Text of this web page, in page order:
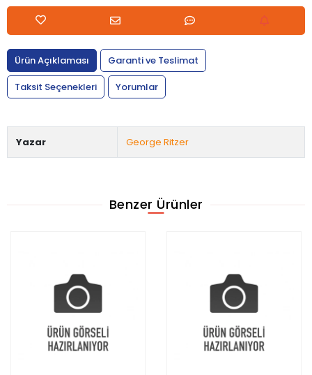
Ürün Açıklaması
Garanti ve Teslimat
Taksit Seçenekleri
Yorumlar
Yazar George Ritzer
Benzer Ürünler